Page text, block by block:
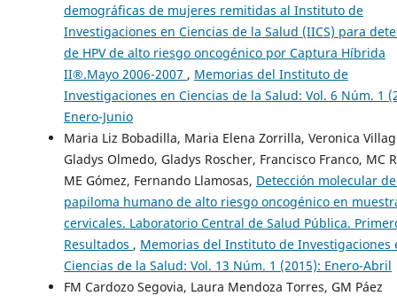
demográficas de mujeres remitidas al Instituto de
Investigaciones en Ciencias de la Salud (IICS) para
de HPV de alto riesgo oncogénico por Captura Híbrida
II®.Mayo 2006-2007 , Memorias del Instituto de
Investigaciones en Ciencias de la Salud: Vol. 6 Núm. 1
Enero-Junio
Maria Liz Bobadilla, Maria Elena Zorrilla, Veronica
Gladys Olmedo, Gladys Roscher, Francisco Franco, MC
ME Gómez, Fernando Llamosas, Detección molecular
papiloma humano de alto riesgo oncogénico en
cervicales. Laboratorio Central de Salud Pública.
Resultados , Memorias del Instituto de Investigaciones
Ciencias de la Salud: Vol. 13 Núm. 1 (2015): Enero-Abril
FM Cardozo Segovia, Laura Mendoza Torres, GM Páez